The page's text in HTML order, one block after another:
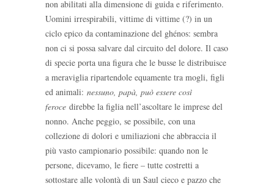
non abilitati alla dimensione di guida e riferimento.
Uomini irrespirabili, vittime di vittime (?) in un
ciclo epico da contaminazione del ghénos: sembra
non ci si possa salvare dal circuito del dolore. Il caso
di specie porta una figura che le busse le distribuisce
a meraviglia ripartendole equamente tra mogli, figli
ed animali: nessuno, papà, può essere così
feroce direbbe la figlia nell’ascoltare le imprese del
nonno. Anche peggio, se possibile, con una
collezione di dolori e umiliazioni che abbraccia il
più vasto campionario possibile: quando non le
persone, dicevamo, le fiere – tutte costretti a
sottostare alle volontà di un Saul cieco e pazzo che